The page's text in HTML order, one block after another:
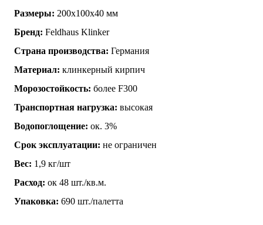
Размеры: 200x100x40 мм
Бренд: Feldhaus Klinker
Страна производства: Германия
Материал: клинкерный кирпич
Морозостойкость: более F300
Транспортная нагрузка: высокая
Водопоглощение: ок. 3%
Срок эксплуатации: не ограничен
Вес: 1,9 кг/шт
Расход: ок 48 шт./кв.м.
Упаковка: 690 шт./палетта